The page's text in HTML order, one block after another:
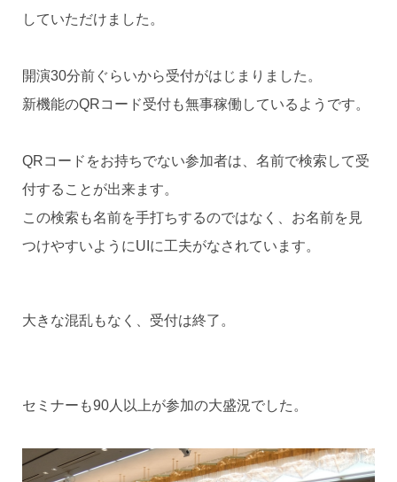
していただけました。
開演30分前ぐらいから受付がはじまりました。
新機能のQRコード受付も無事稼働しているようです。
QRコードをお持ちでない参加者は、名前で検索して受
付することが出来ます。
この検索も名前を手打ちするのではなく、お名前を見
つけやすいようにUIに工夫がなされています。
大きな混乱もなく、受付は終了。
セミナーも90人以上が参加の大盛況でした。